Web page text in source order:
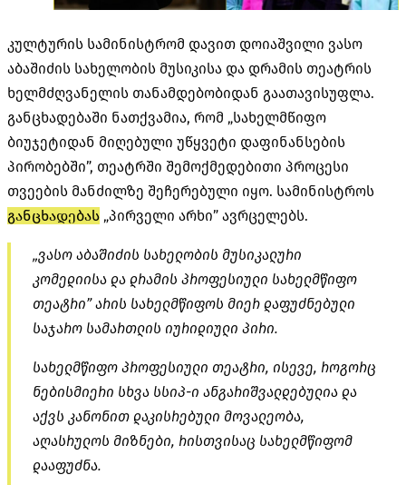
კულტურის სამინისტრომ დავით დოიაშვილი ვასო
აბაშიძის სახელობის მუსიკისა და დრამის თეატრის
ხელმძღვანელის თანამდებობიდან გაათავისუფლა.
განცხადებაში ნათქვამია, რომ „სახელმწიფო
ბიუჯეტიდან მიღებული უწყვეტი დაფინანსების
პირობებში”, თეატრში შემოქმედებითი პროცესი
თვეების მანძილზე შეჩერებული იყო. სამინისტროს
განცხადებას „პირველი არხი” ავრცელებს.
„ვასო აბაშიძის სახელობის მუსიკალური
კომედიისა და დრამის პროფესიული სახელმწიფო
თეატრი” არის სახელმწიფოს მიერ დაფუძნებული
საჯარო სამართლის იურიდიული პირი.
სახელმწიფო პროფესიული თეატრი, ისევე, როგორც
ნებისმიერი სხვა სსიპ-ი ანგარიშვალდებულია და
აქვს კანონით დაკისრებული მოვალეობა,
აღასრულოს მიზნები, რისთვისაც სახელმწიფომ
დააფუძნა.